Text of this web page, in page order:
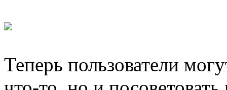
Теперь пользователи